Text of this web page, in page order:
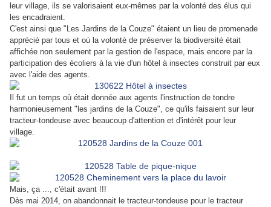
leur village, ils se valorisaient eux-mêmes par la volonté des élus qui
les encadraient.
C'est ainsi que "Les Jardins de la Couze" étaient un lieu de promenade
apprécié par tous et où la volonté de préserver la biodiversité était
affichée non seulement par la gestion de l'espace, mais encore par la
participation des écoliers à la vie d'un hôtel à insectes construit par eux
avec l'aide des agents.
Il fut un temps où était donnée aux agents l'instruction de tondre
harmonieusement "les jardins de la Couze", ce qu'ils faisaient sur leur
tracteur-tondeuse avec beaucoup d'attention et d'intérêt pour leur
village.
Mais, ça ..., c'était avant !!!
Dès mai 2014, on abandonnait le tracteur-tondeuse pour le tracteur